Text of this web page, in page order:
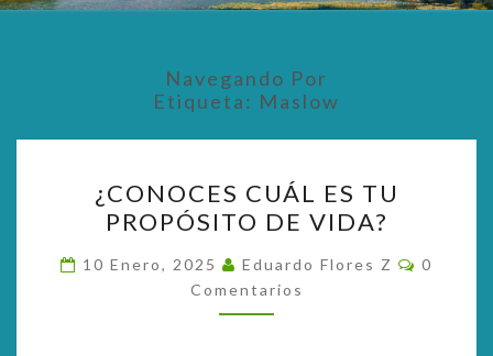
Navegando Por
Etiqueta: Maslow
CUÁL
ES
TU
PROPÓSITO
DE
¿CONOCES CUÁL ES TU
PROPÓSITO DE VIDA?
10 Enero, 2025 Eduardo Flores Z
0
Comentarios